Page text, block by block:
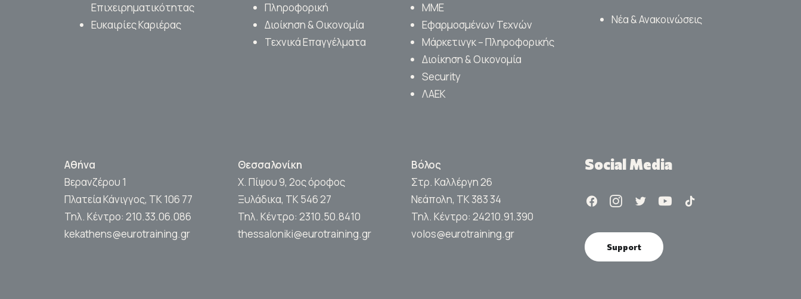
Επιχειρηματικότητας
Ευκαιρίες Καριέρας
Πληροφορική
Διοίκηση & Οικονομία
Τεχνικά Επαγγέλματα
ΜΜΕ
Εφαρμοσμένων Τεχνών
Μάρκετινγκ – Πληροφορικής
Διοίκηση & Οικονομία
Security
ΛΑΕΚ
Νέα & Ανακοινώσεις
Αθήνα
Βερανζέρου 1
Πλατεία Κάνιγγος, ΤΚ 106 77
Τηλ. Κέντρο: 210.33.06.086
kekathens@eurotraining.gr
Θεσσαλονίκη
Χ. Πίψου 9, 2ος όροφος
Ξυλάδικα, ΤΚ 546 27
Τηλ. Κέντρο: 2310.50.8410
thessaloniki@eurotraining.gr
Βόλος
Στρ. Καλλέργη 26
Νεάπολη, ΤΚ 383 34
Τηλ. Κέντρο: 24210.91.390
volos@eurotraining.gr
Social Media
Support